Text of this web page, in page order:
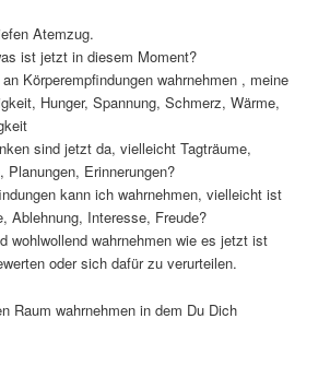
Atemzug.
ist jetzt in diesem Moment?
Körperempfindungen wahrnehmen , meine
Hunger, Spannung, Schmerz, Wärme,
sind jetzt da, vielleicht Tagträume,
Planungen, Erinnerungen?
kann ich wahrnehmen, vielleicht ist
Ablehnung, Interesse, Freude?
wohlwollend wahrnehmen wie es jetzt ist
oder sich dafür zu verurteilen.
Raum wahrnehmen in dem Du Dich